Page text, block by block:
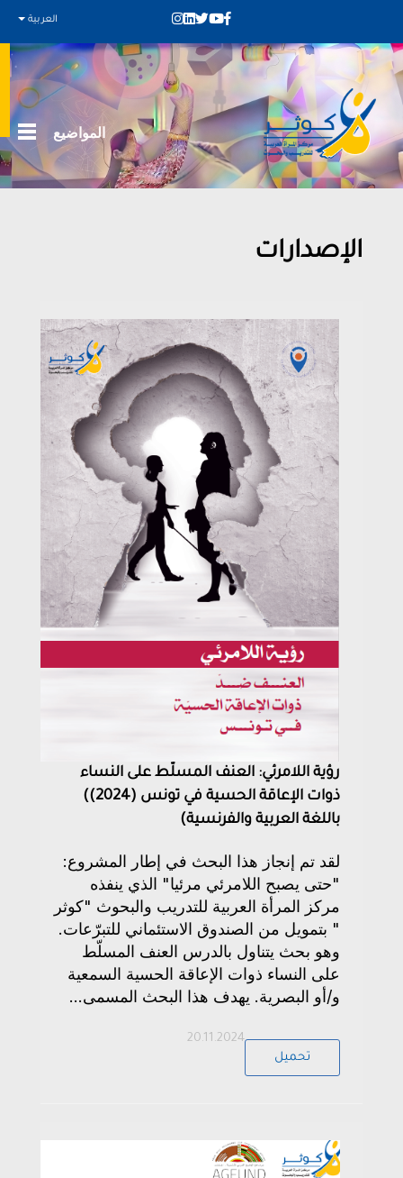
العربية
المواضيع
الإصدارات
رؤية اللامرئي: العنف المسلّط على النساء
ذوات الإعاقة الحسية في تونس (2024))
باللغة العربية والفرنسية)
لقد تم إنجاز هذا البحث في إطار المشروع:
"حتى يصبح اللامرئي مرئيا" الذي ينفذه
مركز المرأة العربية للتدريب والبحوث "كوثر
" بتمويل من الصندوق الاستئماني للتبرّعات.
وهو بحث يتناول بالدرس العنف المسلّط
على النساء ذوات الإعاقة الحسية السمعية
و/أو البصرية. يهدف هذا البحث المسمى...
20.11.2024
تحميل